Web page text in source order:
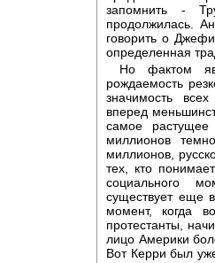
запомнить -
продолжилась.
говорить о
определенная
Но фактом
рождаемость
значимость
вперед
самое
миллионов
миллионов,
тех, кто
социального
существует еще
момент, когда
протестанты,
лицо Америки
Вот Керри был